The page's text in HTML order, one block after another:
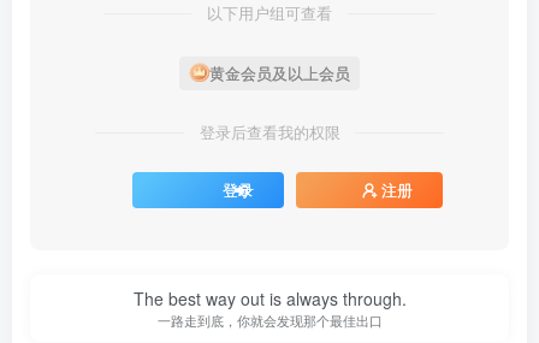
以下用户组可查看
黄金会员及以上会员
登录后查看我的权限
登录 注册
The best way out is always through.
一路走到底，你就会发现那个最佳出口